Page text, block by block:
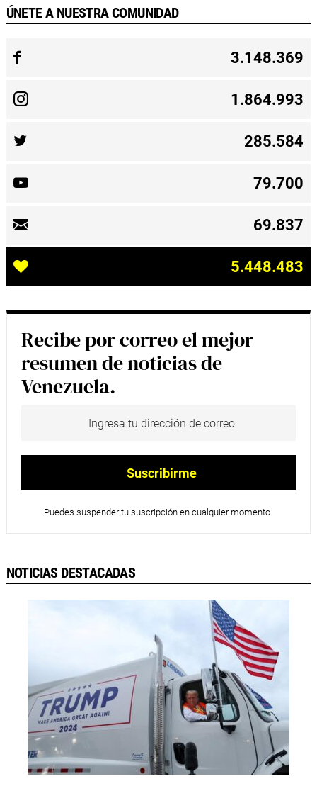
ÚNETE A NUESTRA COMUNIDAD
3.148.369
1.864.993
285.584
79.700
69.837
5.448.483
Recibe por correo el mejor
resumen de noticias de
Venezuela.
Puedes suspender tu suscripción en cualquier momento.
NOTICIAS DESTACADAS